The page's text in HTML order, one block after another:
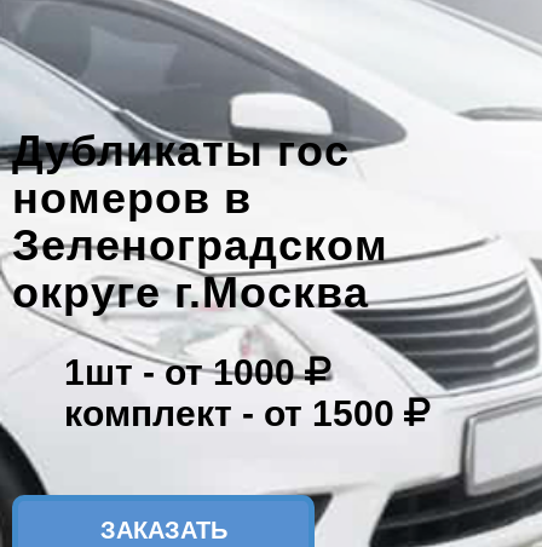
Дубликаты гос
номеров в
Зеленоградском
округе г.Москва
1шт -от 1000
комплект - от 1500
ЗАКАЗАТЬ